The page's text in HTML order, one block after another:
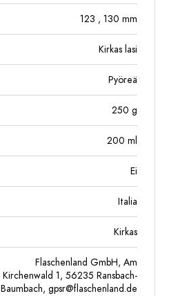
123 , 130 mm
Kirkas lasi
Pyöreä
250 g
200 ml
Ei
Italia
Kirkas
Flaschenland GmbH, Am
Kirchenwald 1, 56235 Ransbach-
Baumbach, gpsr@flaschenland.de